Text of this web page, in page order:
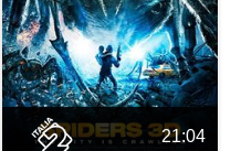
21:04